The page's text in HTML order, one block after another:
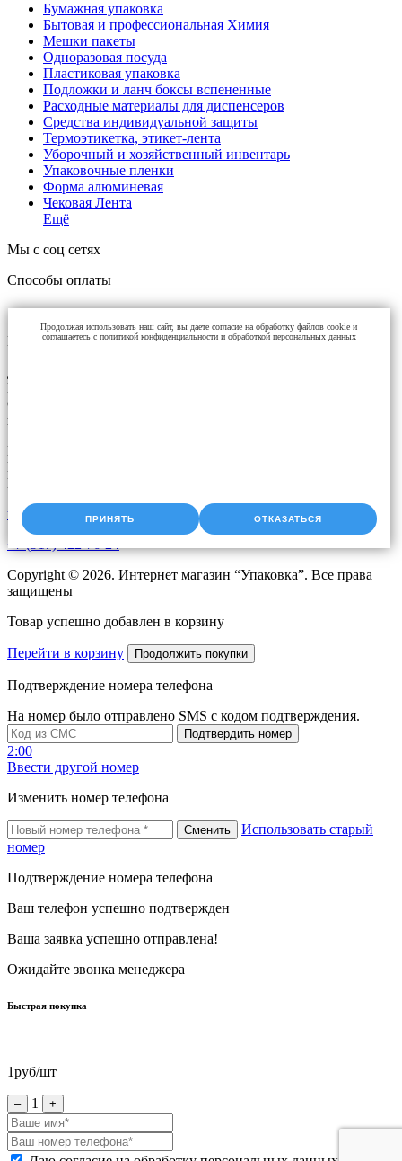
Бумажная упаковка
Бытовая и профессиональная Химия
Мешки пакеты
Одноразовая посуда
Пластиковая упаковка
Подложки и ланч боксы вспененные
Расходные материалы для диспенсеров
Средства индивидуальной защиты
Термоэтикетка, этикет-лента
Уборочный и хозяйственный инвентарь
Упаковочные пленки
Форма алюминевая
Чековая Лента
Ещё
Мы с соц сетях
Способы оплаты
Контакты
Доставка упаковки: Уфа, Казань, Набережные Челны,
Екатеринбург, Челябинск, Оренбург, Самара, Пермь, Курган.
Оперативная доставка до адреса. Скидки постоянным
клиентам. Звоните!
Время работы:
Пн-Чт с 9:00 до 18:00
Пт с 9.00 до 17.00
upak2008@bk.ru
+7 (917) 422-76-24
Copyright © 2026. Интернет магазин “Упаковка”. Все права
защищены
Товар успешно добавлен в корзину
Перейти в корзину Продолжить покупки
Подтверждение номера телефона
На номер было отправлено SMS с кодом подтверждения.
Подтвердить номер
2:00
Ввести другой номер
Изменить номер телефона
Сменить
Использовать старый
номер
Подтверждение номера телефона
Ваш телефон успешно подтвержден
Ваша заявка успешно отправлена!
Ожидайте звонка менеджера
Быстрая покупка
1руб/шт
– 1 +
Продолжая использовать наш сайт, вы даете согласие на обработку файлов cookie и
соглашаетесь с политикой конфиденциальностии обработкой персональных данных
ПРИНЯТЬ ОТКАЗАТЬСЯ